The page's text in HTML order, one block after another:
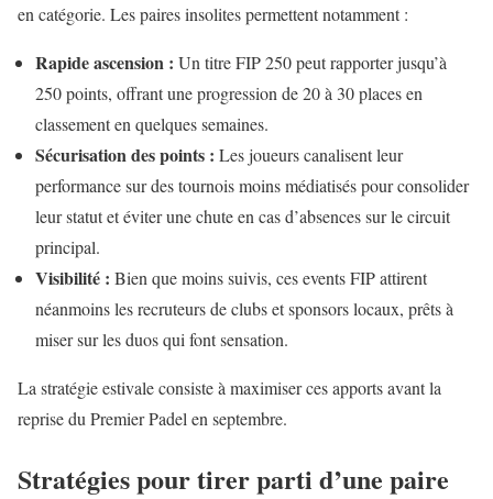
en catégorie. Les paires insolites permettent notamment :
Rapide ascension : Un titre FIP 250 peut rapporter jusqu’à
250 points, offrant une progression de 20 à 30 places en
classement en quelques semaines.
Sécurisation des points : Les joueurs canalisent leur
performance sur des tournois moins médiatisés pour consolider
leur statut et éviter une chute en cas d’absences sur le circuit
principal.
Visibilité : Bien que moins suivis, ces events FIP attirent
néanmoins les recruteurs de clubs et sponsors locaux, prêts à
miser sur les duos qui font sensation.
La stratégie estivale consiste à maximiser ces apports avant la
reprise du Premier Padel en septembre.
Stratégies pour tirer parti d’une paire